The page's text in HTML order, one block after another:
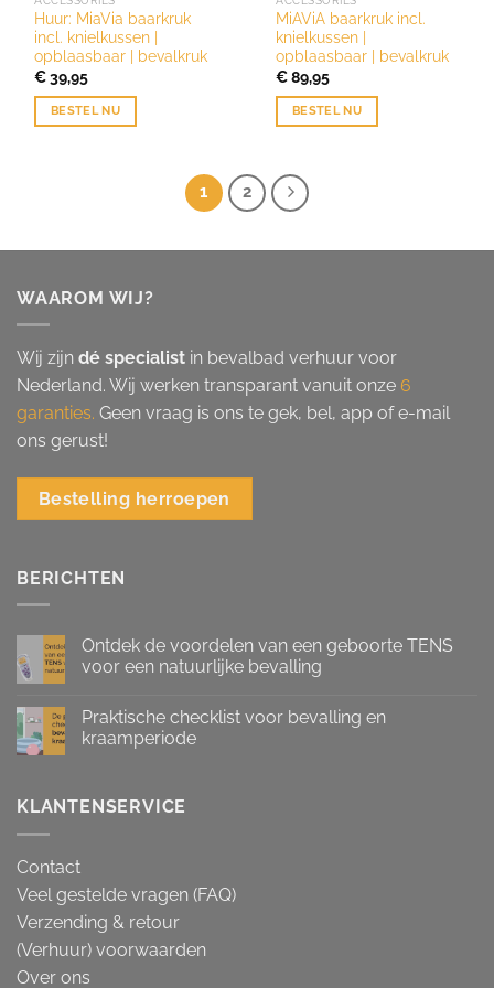
Huur: MiaVia baarkruk
incl. knielkussen |
opblaasbaar | bevalkruk
€39,95
BESTEL NU
MiAViA baarkruk incl.
knielkussen |
opblaasbaar | bevalkruk
€89,95
BESTEL NU
1 2
WAAROM WIJ?
Wij zijn dé specialist in bevalbad verhuur voor
Nederland. Wij werken transparant vanuit onze 6
garanties. Geen vraag is ons te gek, bel, app of e-mail
ons gerust!
Bestelling herroepen
BERICHTEN
Ontdek de voordelen van een geboorte TENS
voor een natuurlijke bevalling
Praktische checklist voor bevalling en
kraamperiode
KLANTENSERVICE
Contact
Veel gestelde vragen (FAQ)
Verzending & retour
(Verhuur) voorwaarden
Over ons